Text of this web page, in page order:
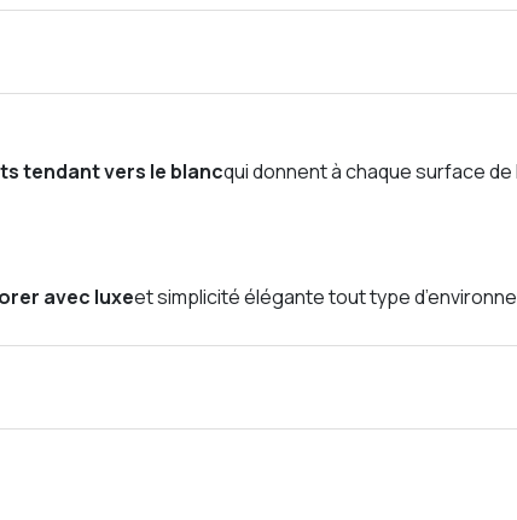
tendant vers le blancqui donnent à chaque surface de
avec luxeet simplicité élégante tout type